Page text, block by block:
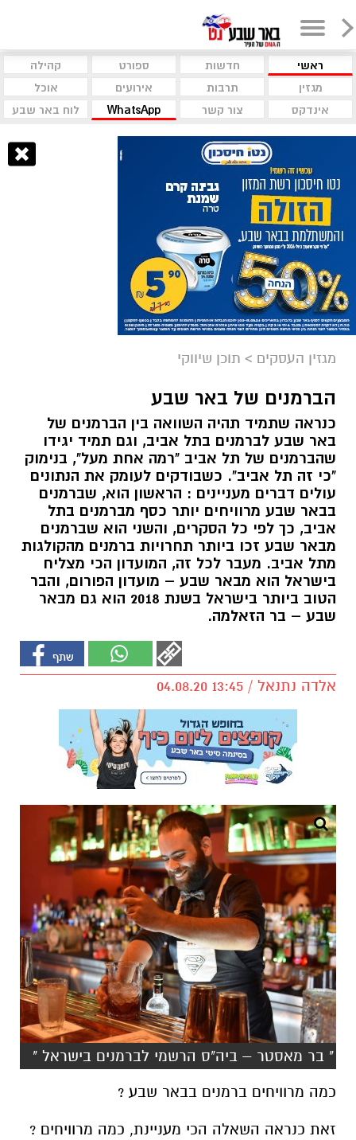
ראשי חדשות ספורט
קהילה
מגזין
תרבות אירועים
אוכל
אינדקס
צור קשר WhatsApp לוח באר שבע
מגזין העסקים > תוכן שיווקי
הברמנים של באר שבע
כנראה שתמיד תהיה השוואה בין הברמנים של
באר שבע לברמנים בתל אביב, וגם תמיד יגידו
שהברמנים של תל אביב "רמה אחת מעל", בנימוק
"כי זה תל אביב". כשבודקים לעומק את הנתונים
עולים דברים מעניינים : הראשון הוא, שברמנים
בבאר שבע מרוויחים יותר כסף מברמנים בתל
אביב, כך לפי כל הסקרים, והשני הוא שברמנים
מבאר שבע זכו ביותר תחרויות ברמנים מהקולגות
מתל אביב. מעבר לכל זה, המועדון הכי מצליח
בישראל הוא מבאר שבע – מועדון הפורום, והבר
הטוב ביותר בישראל בשנת 2018 הוא גם מבאר
שבע – בר הזאלמה.
אלדה נתנאל / 13:45 04.08.20
" בר מאסטר – ביה"ס הרשמי לברמנים בישראל "
כמה מרוויחים ברמנים בבאר שבע ?
זאת כנראה השאלה הכי מעניינת, כמה מרוויחים ?